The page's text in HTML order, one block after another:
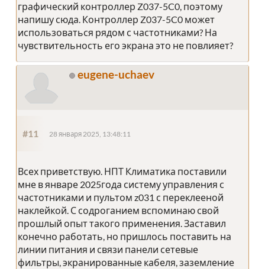
графический контроллер Z037-5C0, поэтому
напишу сюда. Контроллер Z037-5C0 может
использоваться рядом с частотниками? На
чувствительность его экрана это не повлияет?
eugene-uchaev
#11 28 января 2025, 13:48:11
Всех приветствую. НПТ Климатика поставили
мне в январе 2025года систему управления с
частотниками и пультом z031 с переклееной
наклейкой. С содроганием вспоминаю свой
прошлый опыт такого применения. Заставил
конечно работать, но пришлось поставить на
линии питания и связи панели сетевые
фильтры, экранированные кабеля, заземление